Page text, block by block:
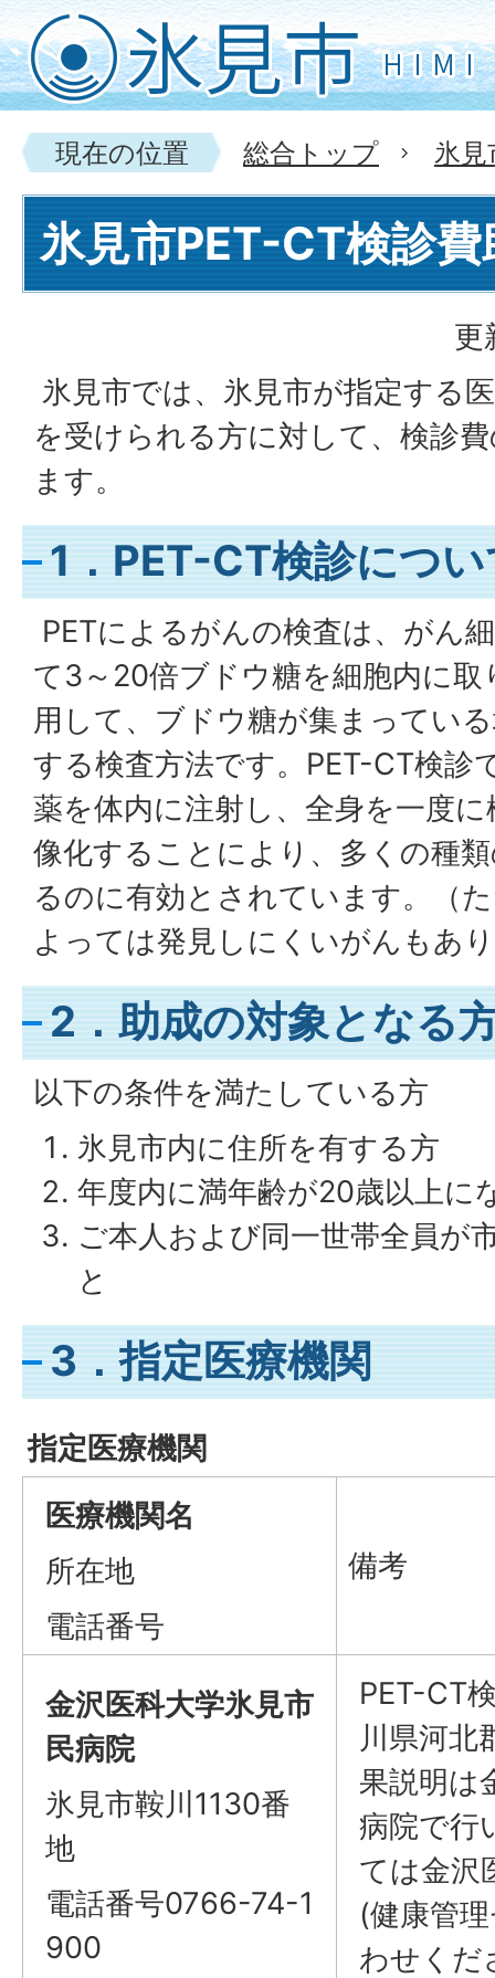
現在の位置 総合トップ 氷
氷見市PET-CT検診費
更
氷見市では、氷見市が指定する
を受けられる方に対して、検診
ます。
1．PET-CT検診につ
PETによるがんの検査は、がん
て3～20倍ブドウ糖を細胞内に
用して、ブドウ糖が集まってい
する検査方法です。PET-CT検診
薬を体内に注射し、全身を一度
像化することにより、多くの種
るのに有効とされています。（
よっては発見しにくいがんもあ
2．助成の対象となる
以下の条件を満たしている方
氷見市内に住所を有する方
年度内に満年齢が20歳以上に
ご本人および同一世帯全員が
と
3．指定医療機関
指定医療機関
医療機関名
所在地
電話番号
備考
金沢医科大学氷見市
民病院
氷見市鞍川1130番
地
電話番号0766-74-1
900
PET-CT
川県河北
果説明は
病院で行
ては金沢
(健康管
わせくだ